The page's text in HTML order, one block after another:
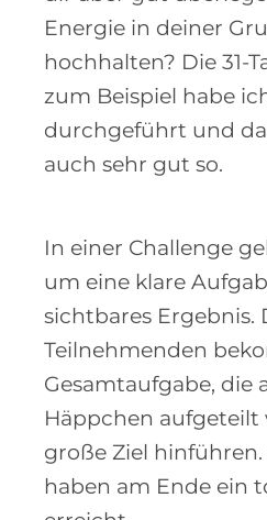
Energie in deiner
hochhalten? Die 31-
zum Beispiel habe
durchgeführt und
auch sehr gut so.
In einer Challenge
um eine klare
sichtbares Ergebnis.
Teilnehmenden
Gesamtaufgabe, die
Häppchen aufgeteilt
große Ziel hinführen.
haben am Ende ein